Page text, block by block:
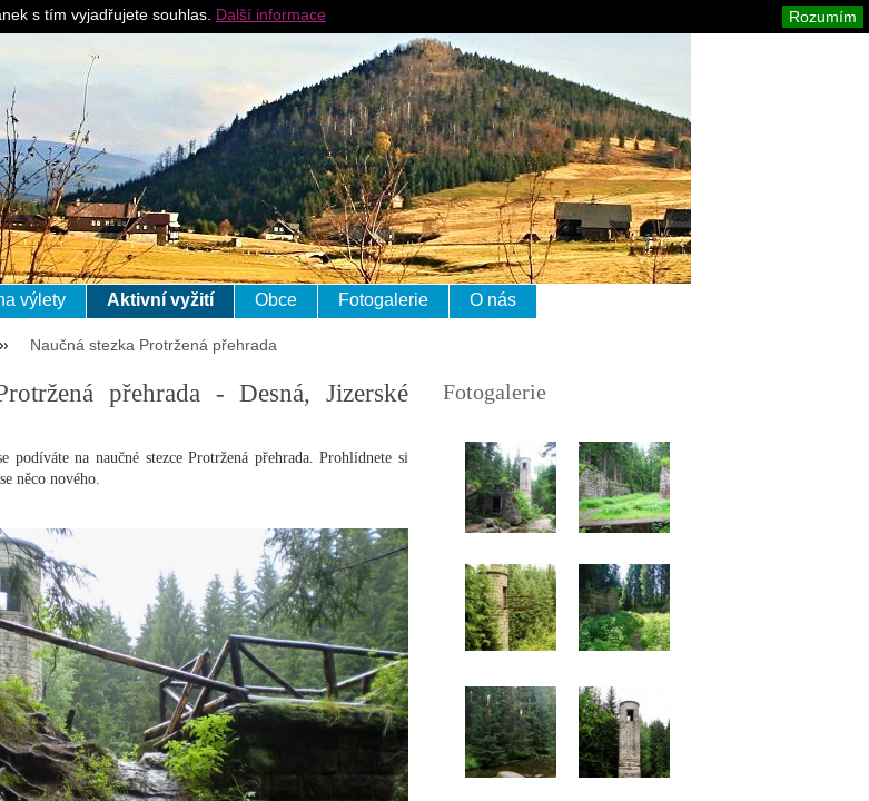
Pro ubytovatele
výlety Aktivní vyžití Obce Fotogalerie O nás
Naučná stezka Protržená přehrada
Fotogalerie
přehrada - Desná, Jizerské
podíváte na naučné stezce Protržená přehrada. Prohlídnete si
něco nového.
s tím vyjadřujete souhlas. Rozumím
Další informace